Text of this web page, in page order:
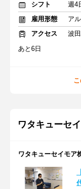
シフト
週4
雇用形態
ア
アクセス
波
あと6日
ワタキューセ
ワタキューセイモア